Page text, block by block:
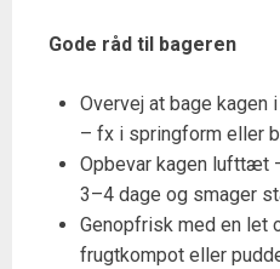
Gode råd til bageren
Overvej at bage kagen i
– fx i springform eller
Opbevar kagen lufttæt
3–4 dage og smager
Genopfrisk med en let
frugtkompot eller